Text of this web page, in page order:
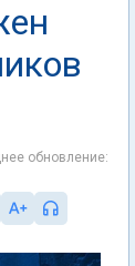
обновление: